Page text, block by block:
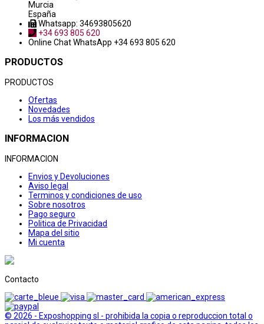
Murcia
España
Whatsapp: 34693805620
+34 693 805 620
Online ChatWhatsApp +34 693 805 620
PRODUCTOS
PRODUCTOS
Ofertas
Novedades
Los más vendidos
INFORMACION
INFORMACION
Envios y Devoluciones
Aviso legal
Terminos y condiciones de uso
Sobre nosotros
Pago seguro
Politica de Privacidad
Mapa del sitio
Mi cuenta
Contacto
© 2026 - Exposhopping sl - prohibida la copia o reproduccion total o